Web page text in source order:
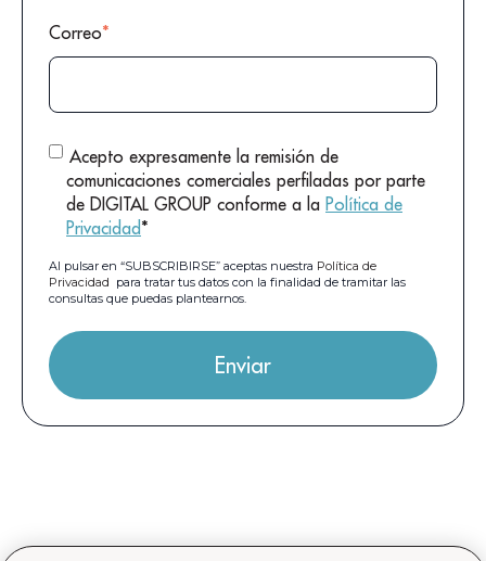
Correo*
Acepto expresamente la remisión de
comunicaciones comerciales perfiladas por parte
de DIGITAL GROUP conforme a la Política de
Privacidad*
Al pulsar en “SUBSCRIBIRSE” aceptas nuestra Política de
Privacidad para tratar tus datos con la finalidad de tramitar las
consultas que puedas plantearnos.